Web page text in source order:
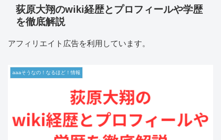
荻原大翔のwiki経歴とプロフィールや学歴
を徹底解説
アフィリエイト広告を利用しています。
aaaそうなの！なるほど！情報